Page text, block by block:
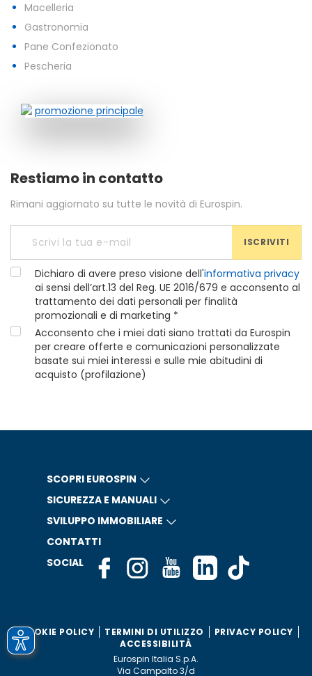
Macelleria
Gastronomia
Pane Confezionato
Pescheria
Restiamo in contatto
Rimani aggiornato su tutte le novità di Eurospin.
ISCRIVITI
Dichiaro di avere preso visione dell'informativa privacy
ai sensi dell’art.13 del Reg. UE 2016/679 e acconsento al
trattamento dei dati personali per finalità
promozionali e di marketing *
Acconsento che i miei dati siano trattati da Eurospin
per creare offerte e comunicazioni personalizzate
basate sui miei interessi e sulle mie abitudini di
acquisto (profilazione)
SCOPRI EUROSPIN
SICUREZZA E MANUALI
SVILUPPO IMMOBILIARE
CONTATTI
SOCIAL
COOKIE POLICY TERMINI DI UTILIZZO
PRIVACY POLICY
ACCESSIBILITÀ
Eurospin Italia S.p.A.
Via Campalto 3/d